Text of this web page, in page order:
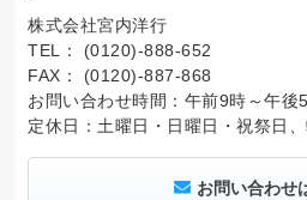
株式会社宮内洋行
TEL： (0120)-888-652
FAX： (0120)-887-868
お問い合わせ時間：午前9時～午後
定休日：土曜日・日曜日・祝祭日、
お問い合わせ